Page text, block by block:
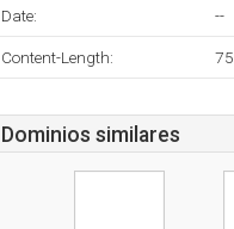
Date: --
Content-Length:
Dominios similares